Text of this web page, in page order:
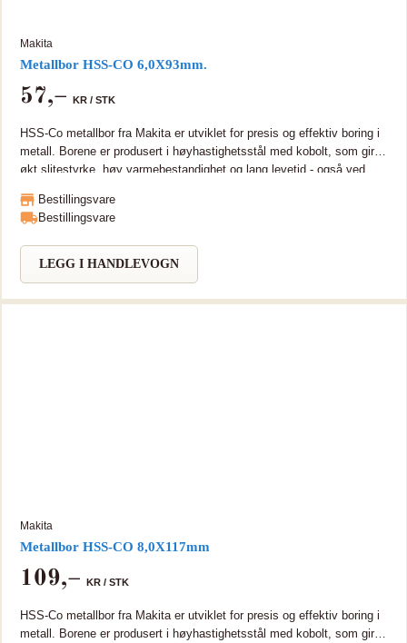
Makita
Metallbor HSS-CO 6,0X93mm.
57,– KR / STK
HSS-Co metallbor fra Makita er utviklet for presis og effektiv boring i
metall. Borene er produsert i høyhastighetsstål med kobolt, som gir
økt slitestyrke, høy varmebestandighet og lang levetid - også ved
DIN338 M35 med stål og 5% kobolt. Boret er da sterkere og med
lengre levetid sammenlignet med ordinære metallbor. Boret er laget i
hardt metall.
Bestillingsvare
Bestillingsvare
LEGG I HANDLEVOGN
Makita
Metallbor HSS-CO 8,0X117mm
109,– KR / STK
HSS-Co metallbor fra Makita er utviklet for presis og effektiv boring i
metall. Borene er produsert i høyhastighetsstål med kobolt, som gir